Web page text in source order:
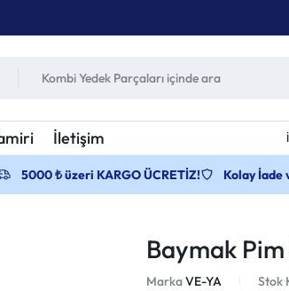
İletişim
5000 ₺ üzeri KARGO ÜCRETİZ! Kolay İade
Baymak
MarkaVE-YA Stok